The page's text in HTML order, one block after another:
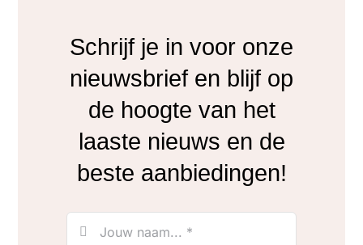
Schrijf je in voor onze
nieuwsbrief en blijf op
de hoogte van het
laaste nieuws en de
beste aanbiedingen!